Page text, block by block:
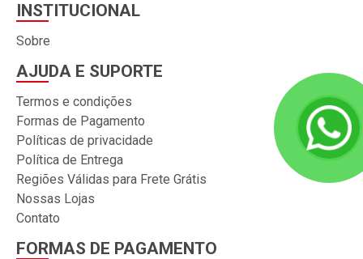
INSTITUCIONAL
Sobre
AJUDA E SUPORTE
Termos e condições
Formas de Pagamento
Políticas de privacidade
Política de Entrega
Regiões Válidas para Frete Grátis
Nossas Lojas
Contato
FORMAS DE PAGAMENTO